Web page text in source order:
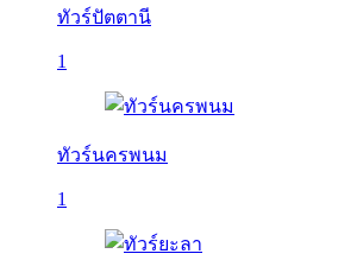
ทัวร์ปัตตานี
1
ทัวร์นครพนม
1